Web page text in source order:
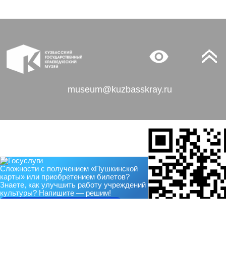
museum@kuzbasskray.ru
Сложности с получением «Пушкинской
карты» или приобретением билетов?
Знаете, как улучшить работу учреждений
культуры? Напишите — решим!